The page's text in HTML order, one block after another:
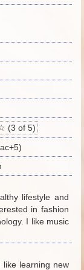
of 5)
lifestyle and
in fashion
I like music
like learning new